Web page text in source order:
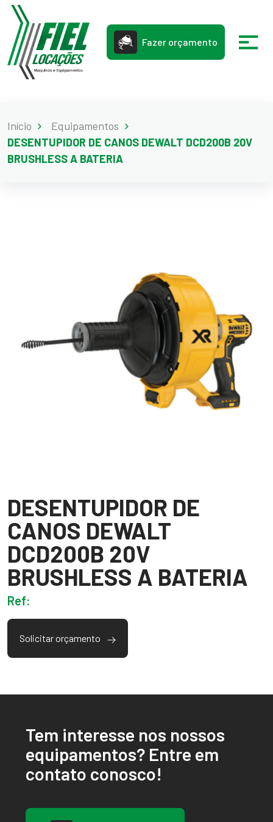
Fazer orçamento
Início
Equipamentos
DESENTUPIDOR DE CANOS DEWALT DCD200B 20V
BRUSHLESS A BATERIA
DESENTUPIDOR DE
CANOS DEWALT
DCD200B 20V
BRUSHLESS A BATERIA
Ref:
Solicitar orçamento
Tem interesse nos nossos
equipamentos? Entre em
contato conosco!